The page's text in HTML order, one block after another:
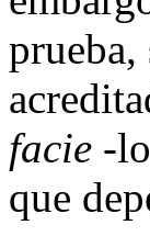
prueba,
facie -
que